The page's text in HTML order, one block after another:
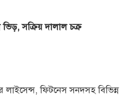
সক্রিয় দালাল চক্র
লাইসেন্স, ফিটনেস সনদসহ বিভিন্ন